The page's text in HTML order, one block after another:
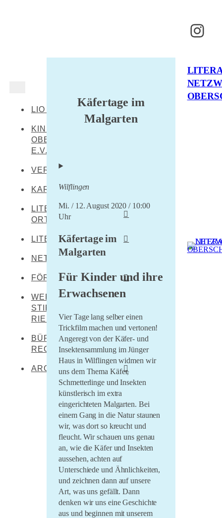
LIO AKTUELL
KINDERKULTUR
OBERSCHWABEN
E.V.
VERANSTALTUNGEN
KARTE
LITERARISCHE
ORTE
Leibertingen-
Kreenheinstetten
Oberstadion
Obermarchtal
Riedlingen
Rottenacker
Wilflingen
LITERATEN
Werner Dürrson
Martin Heidegger
Franz Carl Hiemer
Ernst Jünger
Christoph von Schmid
Sebastian Sailer
Abraham a Sancta
Clara
NETZWERKENDE
FÖRDERER
Literaturland Baden-
Württemberg
Förderverein
Schwäbischer Dialekt
LEADER Oberschwaben
LEADER Mittleres
Oberschwaben
Zentrum für kulturelle
Teilhabe
Lernende Kulturregion
WERNER DÜRRSON-
STIFTUNG
RIEDLINGEN
BÜRO FÜR
REGIONALKULTUR
ARCHIV
Literaturtage Schloss
Waldburg 2023
Überwintern 21/22
Literaturcampus U15
LiO bei Hofe 2021
Literatursommer 20/21
Im Marienland 2020
Umsonst und Draussen
Käfertage im
Malgarten
Wilflingen
Mi. / 12. August 2020 / 10:00
Uhr
Käfertage im
Malgarten
Für Kinder und ihre
Erwachsenen
Vier Tage lang selber einen
Trickfilm machen und vertonen!
Angeregt von der Käfer- und
Insektensammlung im Jünger
Haus in Wilflingen widmen wir
uns dem Thema Käfer,
Schmetterlinge und Insekten
künstlerisch im extra
eingerichteten Malgarten. Bei
einem Gang in die Natur staunen
wir, was dort so kreucht und
fleucht. Wir schauen uns genau
an, wie die Käfer und Insekten
aussehen, achten auf
Unterschiede und Ähnlichkeiten,
und zeichnen dann auf unsere
Art, was uns gefällt. Dann
denken wir uns eine Geschichte
aus und beginnen mit unserem